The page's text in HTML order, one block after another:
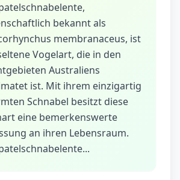
bekannt als
membranaceus, ist
Vogelart, die in den
Australiens
ist. Mit ihrem einzigartig
Schnabel besitzt diese
eine bemerkenswerte
an ihren Lebensraum.